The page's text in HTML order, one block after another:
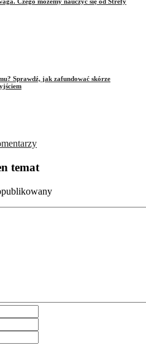
Sprawdź, jak zafundować skórze
temat